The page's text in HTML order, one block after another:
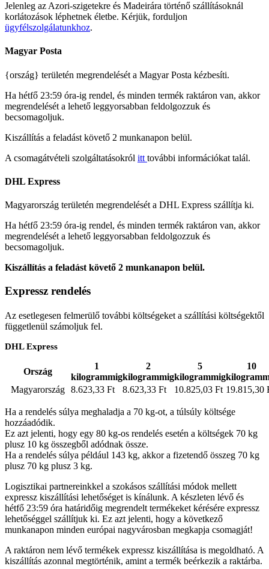
Jelenleg az Azori-szigetekre és Madeirára történő szállításoknál
korlátozások léphetnek életbe. Kérjük, forduljon
ügyfélszolgálatunkhoz.
Magyar Posta
{ország} területén megrendelését a Magyar Posta kézbesíti.
Ha hétfő 23:59 óra-ig rendel, és minden termék raktáron van, akkor
megrendelését a lehető leggyorsabban feldolgozzuk és
becsomagoljuk.
Kiszállítás a feladást követő 2 munkanapon belül.
A csomagátvételi szolgáltatásokról itt további információkat talál.
DHL Express
Magyarország területén megrendelését a DHL Express szállítja ki.
Ha hétfő 23:59 óra-ig rendel, és minden termék raktáron van, akkor
megrendelését a lehető leggyorsabban feldolgozzuk és
becsomagoljuk.
Kiszállítás a feladást követő 2 munkanapon belül.
Expressz rendelés
Az esetlegesen felmerülő további költségeket a szállítási költségektől
függetlenül számoljuk fel.
DHL Express
Ország
1
kilogrammig
2
kilogrammig
5
kilogrammig
10
Magyarország 8.623,33 Ft 8.623,33 Ft 10.825,03 Ft 19.815,30
Ha a rendelés súlya meghaladja a 70 kg-ot, a túlsúly költsége
hozzáadódik.
Ez azt jelenti, hogy egy 80 kg-os rendelés esetén a költségek 70 kg
plusz 10 kg összegből adódnak össze.
Ha a rendelés súlya például 143 kg, akkor a fizetendő összeg 70 kg
plusz 70 kg plusz 3 kg.
Logisztikai partnereinkkel a szokásos szállítási módok mellett
expressz kiszállítási lehetőséget is kínálunk. A készleten lévő és
hétfő 23:59 óra határidőig megrendelt termékeket kérésére expressz
lehetőséggel szállítjuk ki. Ez azt jelenti, hogy a következő
munkanapon minden európai nagyvárosban megkapja csomagját!
A raktáron nem lévő termékek expressz kiszállítása is megoldható. A
kiszállítás azonnal megtörténik, amint a termék beérkezik a raktárba.